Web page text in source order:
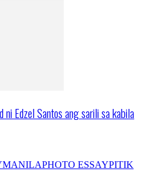
ni Edzel Santos ang sarili sa kabila
PHOTO ESSAYPITIK